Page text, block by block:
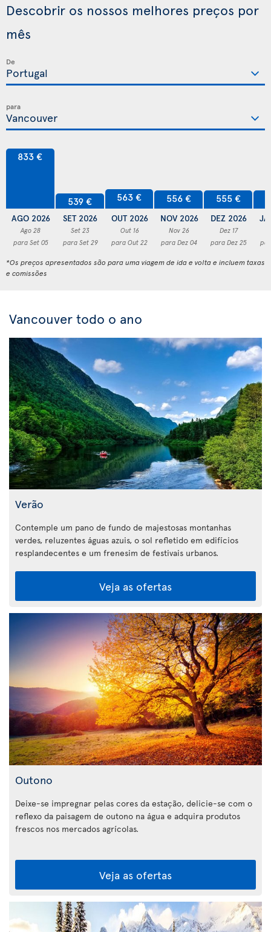
Descobrir os nossos melhores preços por
mês
De
para
833 €
AGO 2026
Ago 28
para Set 05
539 €
SET 2026
Set 23
para Set 29
563 €
OUT 2026
Out 16
para Out 22
556 €
NOV 2026
Nov 26
para Dez 04
555 €
DEZ 2026
Dez 17
para Dez 25
*Os preços apresentados são para uma viagem de ida e volta e incluem taxas
e comissões
Vancouver todo o ano
Verão
Contemple um pano de fundo de majestosas montanhas
verdes, reluzentes águas azuis, o sol refletido em edifícios
resplandecentes e um frenesim de festivais urbanos.
Veja as ofertas
Outono
Deixe-se impregnar pelas cores da estação, delicie-se com o
reflexo da paisagem de outono na água e adquira produtos
frescos nos mercados agrícolas.
Veja as ofertas